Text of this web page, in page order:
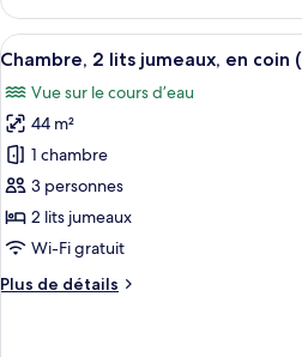
Suite
(Imperial)
Afficher
toutes
les
photos
pour
ce
type
de
chambre :
Chambre,
11
Chambre, 2 lits jumeaux, en coin
Vue sur le cours d’eau
44 m²
1 chambre
3 personnes
2 lits jumeaux
Wi-Fi gratuit
Plus de détails
Plus